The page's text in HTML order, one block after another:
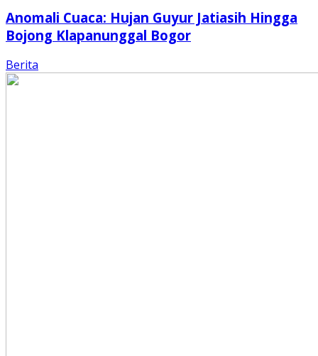
Anomali Cuaca: Hujan Guyur Jatiasih Hingga
Bojong Klapanunggal Bogor
Berita